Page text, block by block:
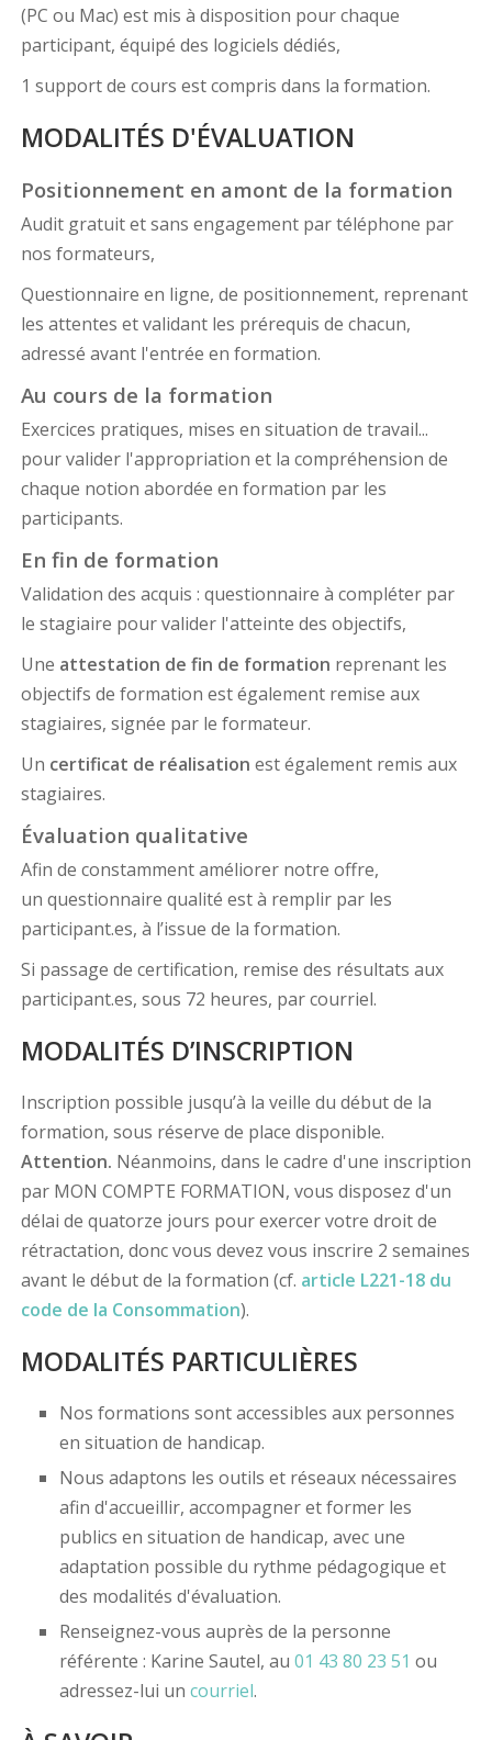
(PC ou Mac) est mis à disposition pour chaque
participant, équipé des logiciels dédiés,
1 support de cours est compris dans la formation.
MODALITÉS D'ÉVALUATION
Positionnement en amont de la formation
Audit gratuit et sans engagement par téléphone par
nos formateurs,
Questionnaire en ligne, de positionnement, reprenant
les attentes et validant les prérequis de chacun,
adressé avant l'entrée en formation.
Au cours de la formation
Exercices pratiques, mises en situation de travail...
pour valider l'appropriation et la compréhension de
chaque notion abordée en formation par les
participants.
En fin de formation
Validation des acquis : questionnaire à compléter par
le stagiaire pour valider l'atteinte des objectifs,
Une attestation de fin de formation reprenant les
objectifs de formation est également remise aux
stagiaires, signée par le formateur.
Un certificat de réalisation est également remis aux
stagiaires.
Évaluation qualitative
Afin de constamment améliorer notre offre,
un questionnaire qualité est à remplir par les
participant.es, à l’issue de la formation.
Si passage de certification, remise des résultats aux
participant.es, sous 72 heures, par courriel.
MODALITÉS D’INSCRIPTION
Inscription possible jusqu’à la veille du début de la
formation, sous réserve de place disponible.
Attention. Néanmoins, dans le cadre d'une inscription
par MON COMPTE FORMATION, vous disposez d'un
délai de quatorze jours pour exercer votre droit de
rétractation, donc vous devez vous inscrire 2 semaines
avant le début de la formation (cf. article L221-18 du
code de la Consommation).
MODALITÉS PARTICULIÈRES
Nos formations sont accessibles aux personnes
en situation de handicap.
Nous adaptons les outils et réseaux nécessaires
afin d'accueillir, accompagner et former les
publics en situation de handicap, avec une
adaptation possible du rythme pédagogique et
des modalités d'évaluation.
Renseignez-vous auprès de la personne
référente : Karine Sautel, au 01 43 80 23 51 ou
adressez-lui un courriel.